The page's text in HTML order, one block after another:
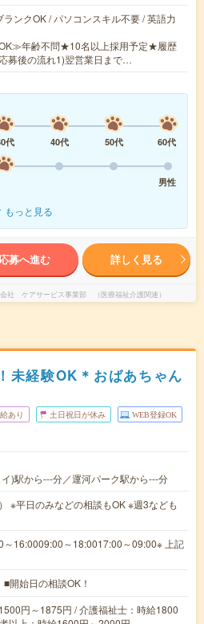
ランクOK / パソコンスキル不要 / 英語力
年齢不問★10名以上採用予定★履歴
募後の流れ1)翌営業日まで…
代 40代 50代
60代
男性
もっと見る
応募へ進む 詳しく見る
社 ケアサービス事業部 （医療福祉介護関連）
未経験OK＊おばあちゃん
あり 土日祝日が休み WEB登録OK
)駅から---分／運河パーク駅から---分
※平日のみなどの相談もOK ※週3なども
～16:0009:00～18:0017:00～09:00※ 上記
始日の相談OK！
円～1875円 / 介護福祉士：時給1800